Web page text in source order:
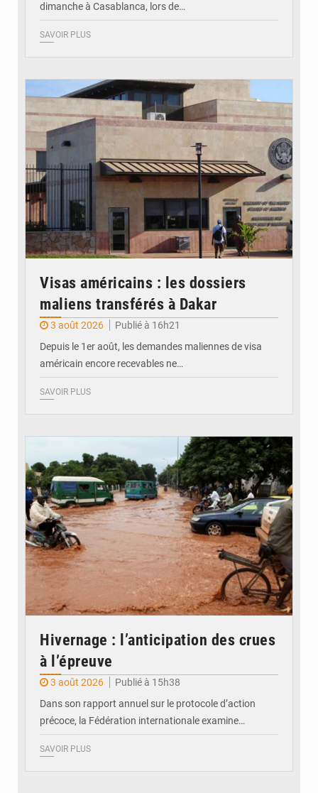
dimanche à Casablanca, lors de…
SAVOIR PLUS
Visas américains : les dossiers
maliens transférés à Dakar
3 août 2026
Publié à 16h21
Depuis le 1er août, les demandes maliennes de visa
américain encore recevables ne…
SAVOIR PLUS
Hivernage : l’anticipation des crues
à l’épreuve
3 août 2026
Publié à 15h38
Dans son rapport annuel sur le protocole d’action
précoce, la Fédération internationale examine…
SAVOIR PLUS